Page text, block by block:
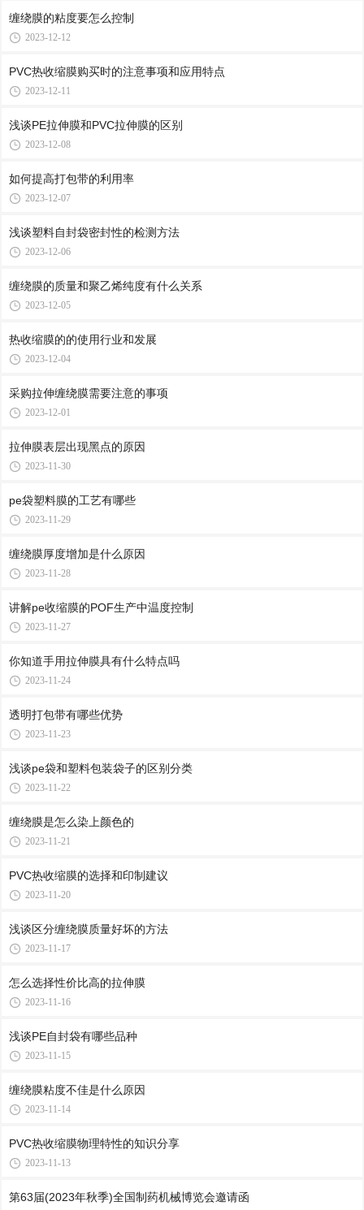
缠绕膜的粘度要怎么控制
2023-12-12
PVC热收缩膜购买时的注意事项和应用特点
2023-12-11
浅谈PE拉伸膜和PVC拉伸膜的区别
2023-12-08
如何提高打包带的利用率
2023-12-07
浅谈塑料自封袋密封性的检测方法
2023-12-06
缠绕膜的质量和聚乙烯纯度有什么关系
2023-12-05
热收缩膜的的使用行业和发展
2023-12-04
采购拉伸缠绕膜需要注意的事项
2023-12-01
拉伸膜表层出现黑点的原因
2023-11-30
pe袋塑料膜的工艺有哪些
2023-11-29
缠绕膜厚度增加是什么原因
2023-11-28
讲解pe收缩膜的POF生产中温度控制
2023-11-27
你知道手用拉伸膜具有什么特点吗
2023-11-24
透明打包带有哪些优势
2023-11-23
浅谈pe袋和塑料包装袋子的区别分类
2023-11-22
缠绕膜是怎么染上颜色的
2023-11-21
PVC热收缩膜的选择和印制建议
2023-11-20
浅谈区分缠绕膜质量好坏的方法
2023-11-17
怎么选择性价比高的拉伸膜
2023-11-16
浅谈PE自封袋有哪些品种
2023-11-15
缠绕膜粘度不佳是什么原因
2023-11-14
PVC热收缩膜物理特性的知识分享
2023-11-13
第63届(2023年秋季)全国制药机械博览会邀请函